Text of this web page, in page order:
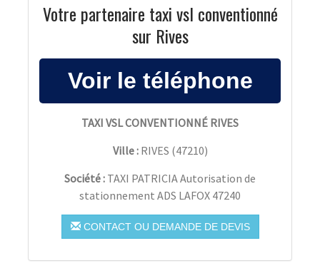
Votre partenaire taxi vsl conventionné
sur Rives
TAXI VSL CONVENTIONNÉ RIVES
Ville : RIVES (47210)
Société : TAXI PATRICIA Autorisation de
stationnement ADS LAFOX 47240
CONTACT OU DEMANDE DE DEVIS